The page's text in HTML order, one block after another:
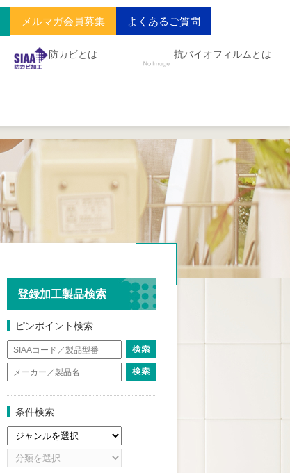
メルマガ会員募集 よくあるご質問
防カビとは 抗バイオフィルムとは
登録加工製品検索
ピンポイント検索
条件検索